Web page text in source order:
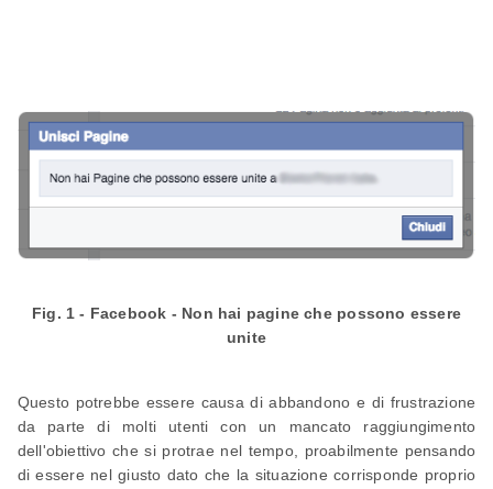
Fig. 1 - Facebook - Non hai pagine che possono essere
unite
Questo potrebbe essere causa di abbandono e di frustrazione
da parte di molti utenti con un mancato raggiungimento
dell'obiettivo che si protrae nel tempo, proabilmente pensando
di essere nel giusto dato che la situazione corrisponde proprio